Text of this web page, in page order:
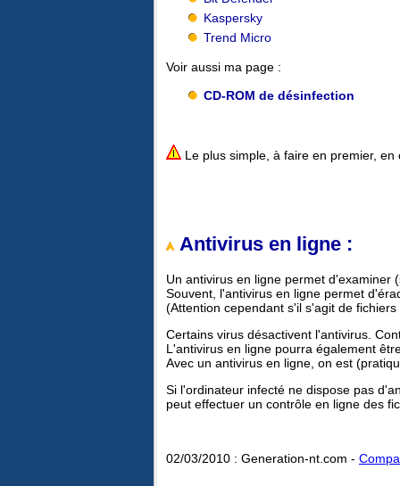
Kaspersky
Trend Micro
Voir aussi ma page :
CD-ROM de désinfection
Le plus simple, à faire en premier,
Antivirus en ligne :
Un antivirus en ligne permet d'examiner
Souvent, l'antivirus en ligne permet
(Attention cependant s'il s'agit de
Certains virus désactivent l'antivirus.
L'antivirus en ligne pourra également
Avec un antivirus en ligne, on est
Si l'ordinateur infecté ne dispose pas
peut effectuer un contrôle en ligne des
02/03/2010 : Generation-nt.com -